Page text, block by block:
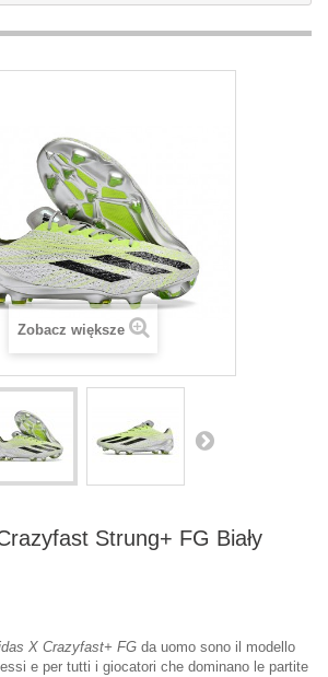
Zobacz większe
Strung+ FG Biały
X Crazyfast+ FG da uomo sono il modello
e per tutti i giocatori che dominano le partite